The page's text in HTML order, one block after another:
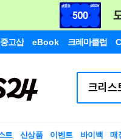
중고샵 eBook 크레마클럽
트 신상품 이벤트 바이백 매